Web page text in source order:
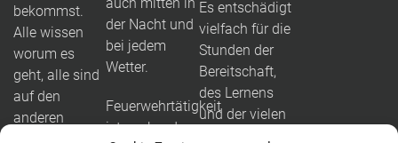
bekommst.
Alle wissen
worum es
geht, alle sind
auf den
anderen
der Nacht und
bei jedem
Wetter.
Feuerwehrtätigkeit
ist packend
Es entschädigt
vielfach für die
Stunden der
Bereitschaft,
des Lernens
und der vielen